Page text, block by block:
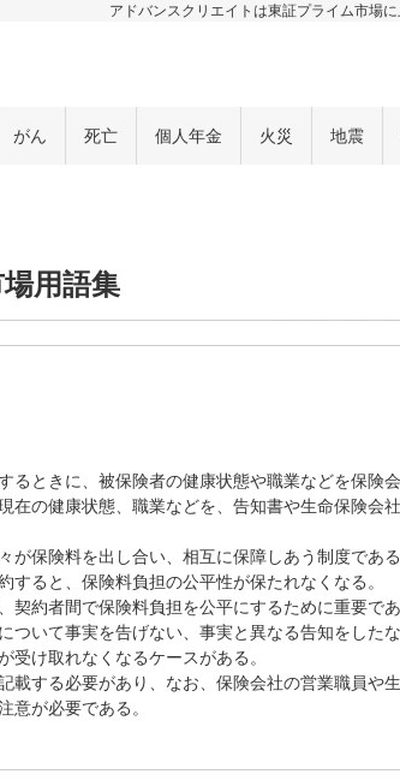
アドバンスクリエイトは東証プライム市場に
がん 死亡 個人年金 火災 地震
用語集
るときに、被保険者の健康状態や職業などを保険
在の健康状態、職業などを、告知書や生命保険会
が保険料を出し合い、相互に保障しあう制度であ
すると、保険料負担の公平性が保たれなくなる。
契約者間で保険料負担を公平にするために重要であ
ついて事実を告げない、事実と異なる告知をした
受け取れなくなるケースがある。
載する必要があり、なお、保険会社の営業職員や
意が必要である。